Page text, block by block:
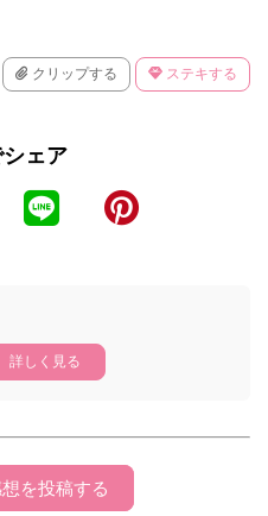
クリップする ステキする
ェア
詳しく見る
を投稿する